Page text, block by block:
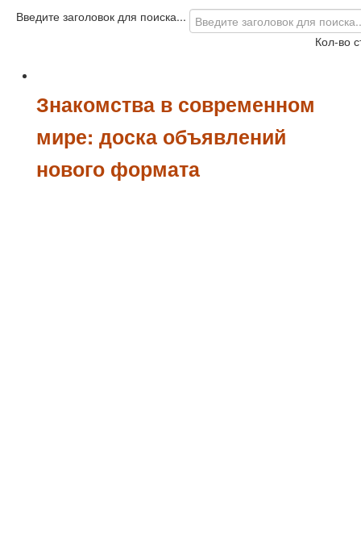
Введите заголовок для поиска...
Кол-во
Знакомства в современном
мире: доска объявлений
нового формата